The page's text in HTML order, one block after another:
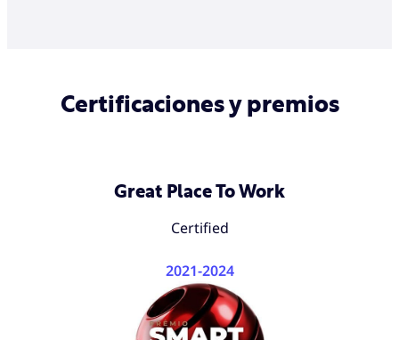
Certificaciones y premios
Great Place To Work
Certified
2021-2024